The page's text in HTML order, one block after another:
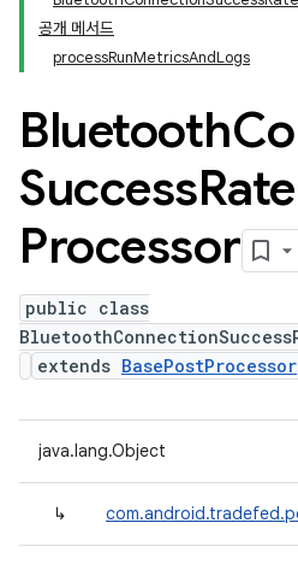
공개 메서드
processRunMetricsAndLogs
Bluetooth
SuccessRate
Processor
public class
extends BasePostProcessor
java.lang.Object
↳